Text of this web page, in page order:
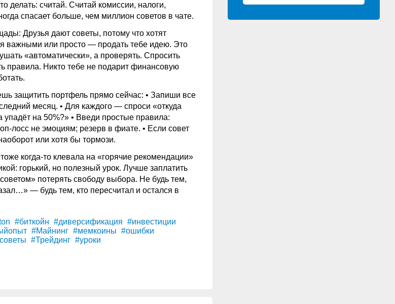
делать: считай. Считай комиссии, налоги,
спасает больше, чем миллион советов в чате.
Друзья дают советы, потому что хотят
важными или просто — продать тебе идею. Это
«автоматически», а проверять. Спросить
правила. Никто тебе не подарит финансовую
защитить портфель прямо сейчас: • Запиши все
месяц. • Для каждого — спроси «откуда
упадёт на 50%?» • Введи простые правила:
лосс не эмоциям; резерв в фиате. • Если совет
или хотя бы тормози.
когда-то клевала на «горячие рекомендации»
горький, но полезный урок. Лучше заплатить
потерять свободу выбора. Не будь тем,
— будь тем, кто пересчитал и остался в
#биткойн #диверсификация #инвестиции
#Майнинг #мемкоины #ошибки
#Трейдинг #уроки